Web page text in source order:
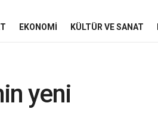
EKONOMI KÜLTÜR VE SANAT
yeni